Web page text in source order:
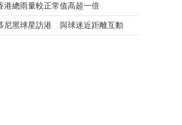
港總雨量較正常值高超一倍
尼黑球星訪港 與球迷近距離互動